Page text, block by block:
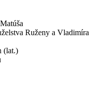
Ruženy a Vladimíra
(lat.)